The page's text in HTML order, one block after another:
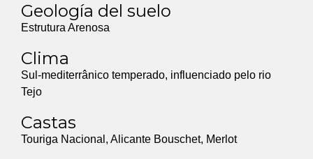
Geología del suelo
Estrutura Arenosa
Clima
Sul-mediterrânico temperado, influenciado pelo rio
Tejo
Castas
Touriga Nacional, Alicante Bouschet, Merlot